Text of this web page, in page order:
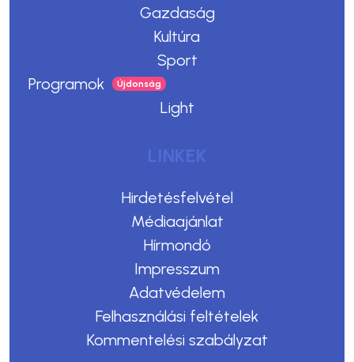
Gazdaság
Kultúra
Sport
Programok
Light
LINKEK
Hirdetésfelvétel
Médiaajánlat
Hírmondó
Impresszum
Adatvédelem
Felhasználási feltételek
Kommentelési szabályzat